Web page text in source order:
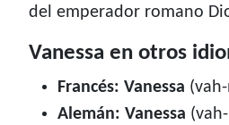
del emperador romano
Vanessa en otros
Francés: Vanessa
Alemán: Vanessa